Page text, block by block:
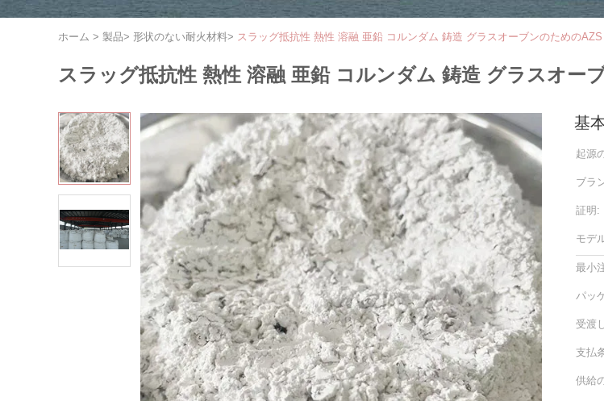
ホーム > 製品> 形状のない耐火材料> スラッグ抵抗性 熱性 溶融 亜鉛 コルンダム 鋳造 グラスオーブンのためのAZS
スラッグ抵抗性 熱性 溶融 亜鉛 コルンダム 鋳造 グラスオー
基
起源
ブラ
証明:
モデ
最小
パッ
受渡
支払
供給